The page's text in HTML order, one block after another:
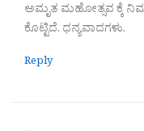
ಅಮೃತ ಮಹೋತ್ಸವ ಕ್ಕೆ
ಕೊಟ್ಟಿದೆ. ಧನ್ಯವಾದಗಳು.
Reply